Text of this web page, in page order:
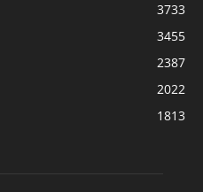
3733
3455
2387
2022
1813